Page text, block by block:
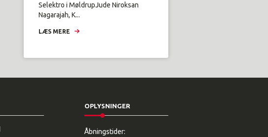
Selektro i MøldrupJude Niroksan
Nagarajah, K...
LÆS MERE
OPLYSNINGER
Åbningstider: